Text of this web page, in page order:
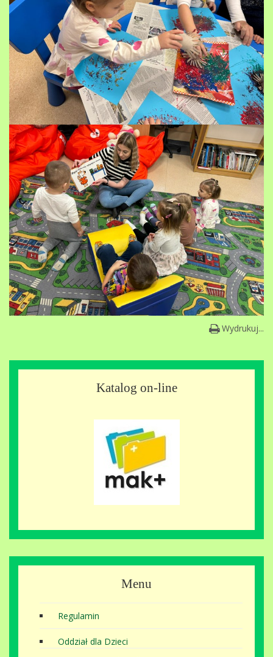
Wydrukuj...
Katalog on-line
Menu
Regulamin
Oddział dla Dzieci